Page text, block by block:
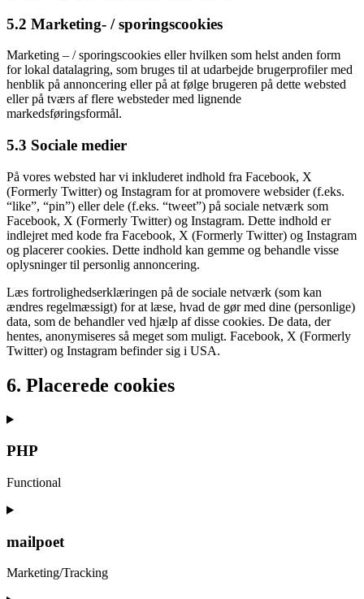
5.2 Marketing- / sporingscookies
Marketing – / sporingscookies eller hvilken som helst anden form
for lokal datalagring, som bruges til at udarbejde brugerprofiler med
henblik på annoncering eller på at følge brugeren på dette websted
eller på tværs af flere websteder med lignende
markedsføringsformål.
5.3 Sociale medier
På vores websted har vi inkluderet indhold fra Facebook, X
(Formerly Twitter) og Instagram for at promovere websider (f.eks.
“like”, “pin”) eller dele (f.eks. “tweet”) på sociale netværk som
Facebook, X (Formerly Twitter) og Instagram. Dette indhold er
indlejret med kode fra Facebook, X (Formerly Twitter) og Instagram
og placerer cookies. Dette indhold kan gemme og behandle visse
oplysninger til personlig annoncering.
Læs fortrolighedserklæringen på de sociale netværk (som kan
ændres regelmæssigt) for at læse, hvad de gør med dine (personlige)
data, som de behandler ved hjælp af disse cookies. De data, der
hentes, anonymiseres så meget som muligt. Facebook, X (Formerly
Twitter) og Instagram befinder sig i USA.
6. Placerede cookies
PHP
Functional
Consent
service
mailpoet
Marketing/Tracking